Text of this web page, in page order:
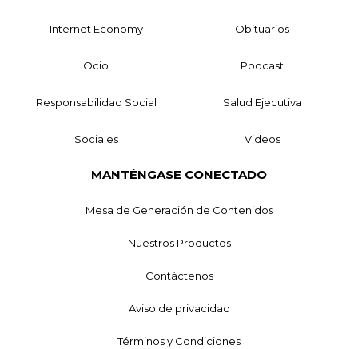
Internet Economy Obituarios
Ocio Podcast
Responsabilidad Social Salud Ejecutiva
Sociales Videos
MANTÉNGASE CONECTADO
Mesa de Generación de Contenidos
Nuestros Productos
Contáctenos
Aviso de privacidad
Términos y Condiciones